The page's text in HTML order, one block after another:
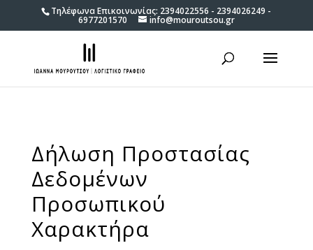
Τηλέφωνα Επικοινωνίας: 2394022556 - 2394026249 -
6977201570 info@mouroutsou.gr
Δήλωση Προστασίας
Δεδομένων
Προσωπικού
Χαρακτήρα